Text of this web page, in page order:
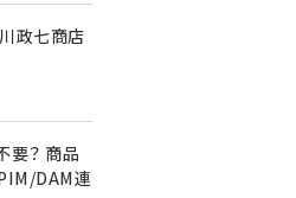
政七商店
要？ 商品
PIM/DAM連